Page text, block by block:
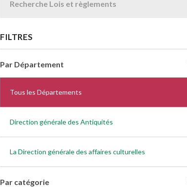
FILTRES
Par Département
Tous les Départements
Direction générale des Antiquités
La Direction générale des affaires culturelles
Par catégorie